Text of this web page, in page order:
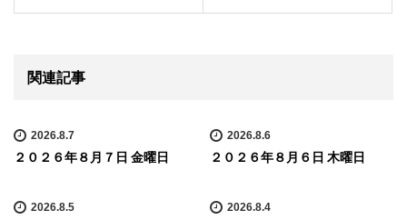
関連記事
2026.8.7
２０２６年８月７日 金曜日
2026.8.6
２０２６年８月６日 木曜日
2026.8.5 2026.8.4